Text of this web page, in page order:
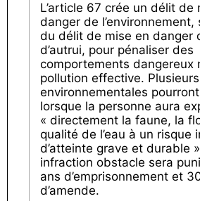
L’article 67 crée un délit de
danger de l’environnement,
du délit de mise en danger
d’autrui, pour pénaliser des
comportements dangereux
pollution effective.
environnementales
lorsque la personne aura
« directement la faune, la
qualité de l’eau à un risque
d’atteinte grave et durable
infraction obstacle sera
ans d’emprisonnement et
d’amende.